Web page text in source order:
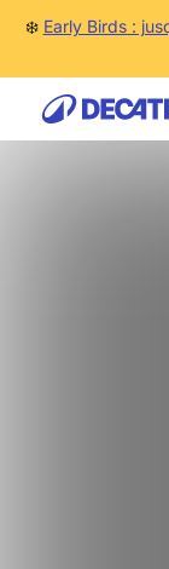
❄️ Early Birds :